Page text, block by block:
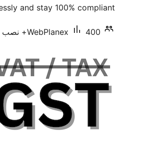
and stay 100% compliant.
WebPlanex 400+ نصب فعال